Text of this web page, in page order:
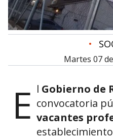
•
martes 07
E l Gobierno de
convocatoria
vacantes